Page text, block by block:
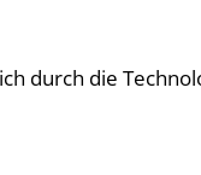
durch die